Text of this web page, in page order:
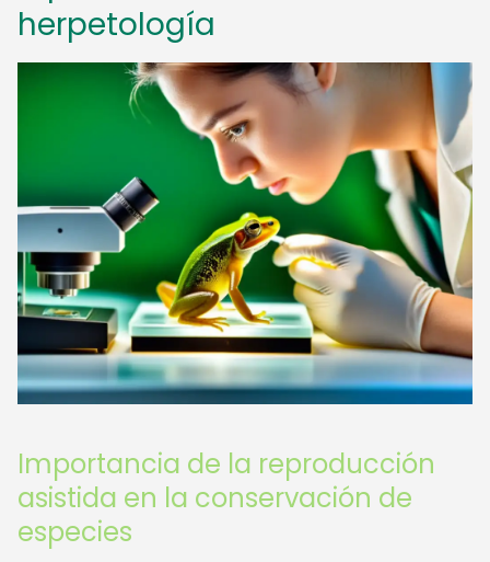
herpetología
Importancia de la reproducción
asistida en la conservación de
especies